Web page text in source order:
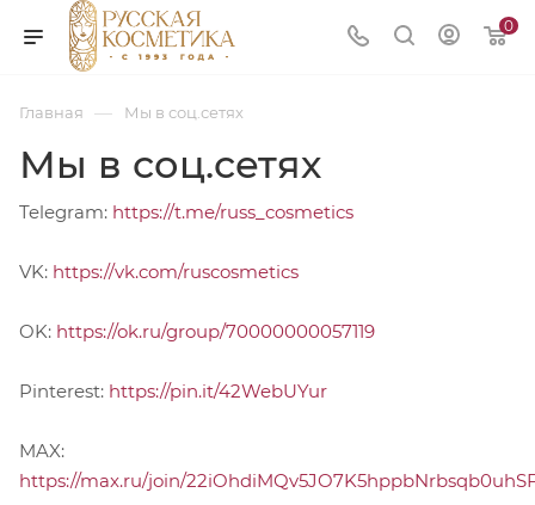
0
Главная — Мы в соц.сетях
Мы в соц.сетях
Telegram: https://t.me/russ_cosmetics
VK: https://vk.com/ruscosmetics
OK: https://ok.ru/group/70000000057119
Pinterest: https://pin.it/42WebUYur
MAX:
https://max.ru/join/